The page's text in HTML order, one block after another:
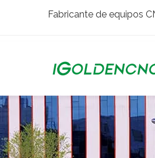
Fabricante de equipos